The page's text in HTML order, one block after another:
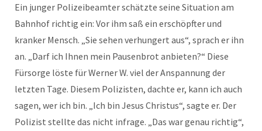
Ein junger Polizeibeamter schätzte seine Situation am
Bahnhof richtig ein: Vor ihm saß ein erschöpfter und
kranker Mensch. „Sie sehen verhungert aus“, sprach er ihn
an. „Darf ich Ihnen mein Pausenbrot anbieten?“ Diese
Fürsorge löste für Werner W. viel der Anspannung der
letzten Tage. Diesem Polizisten, dachte er, kann ich auch
sagen, wer ich bin. „Ich bin Jesus Christus“, sagte er. Der
Polizist stellte das nicht infrage. „Das war genau richtig“,